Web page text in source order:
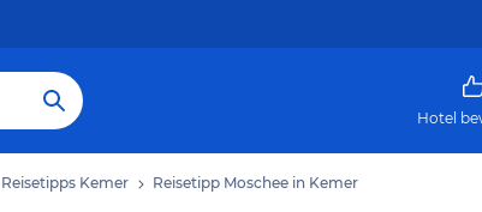
Hotel
Reisetipps Kemer Reisetipp Moschee in Kemer